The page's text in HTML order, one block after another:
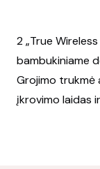
2 „True
bambukiniame
Grojimo trukmė
įkrovimo laidas